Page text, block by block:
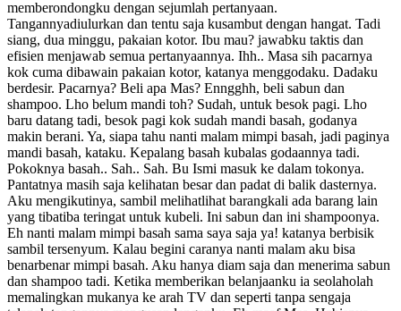
memberondongku dengan sejumlah pertanyaan.
Tangannyadiulurkan dan tentu saja kusambut dengan hangat. Tadi
siang, dua minggu, pakaian kotor. Ibu mau? jawabku taktis dan
efisien menjawab semua pertanyaannya. Ihh.. Masa sih pacarnya
kok cuma dibawain pakaian kotor, katanya menggodaku. Dadaku
berdesir. Pacarnya? Beli apa Mas? Enngghh, beli sabun dan
shampoo. Lho belum mandi toh? Sudah, untuk besok pagi. Lho
baru datang tadi, besok pagi kok sudah mandi basah, godanya
makin berani. Ya, siapa tahu nanti malam mimpi basah, jadi paginya
mandi basah, kataku. Kepalang basah kubalas godaannya tadi.
Pokoknya basah.. Sah.. Sah. Bu Ismi masuk ke dalam tokonya.
Pantatnya masih saja kelihatan besar dan padat di balik dasternya.
Aku mengikutinya, sambil melihatlihat barangkali ada barang lain
yang tibatiba teringat untuk kubeli. Ini sabun dan ini shampoonya.
Eh nanti malam mimpi basah sama saya saja ya! katanya berbisik
sambil tersenyum. Kalau begini caranya nanti malam aku bisa
benarbenar mimpi basah. Aku hanya diam saja dan menerima sabun
dan shampoo tadi. Ketika memberikan belanjaanku ia seolaholah
memalingkan mukanya ke arah TV dan seperti tanpa sengaja